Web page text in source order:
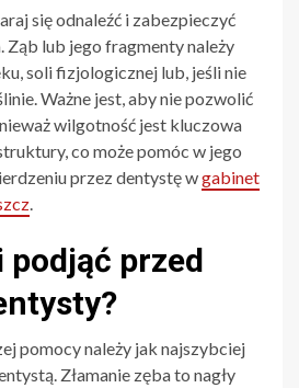
się odnaleźć i zabezpieczyć
Ząb lub jego fragmenty należy
soli fizjologicznej lub, jeśli nie
Ważne jest, aby nie pozwolić
wilgotność jest kluczowa
co może pomóc w jego
przez dentystę wgabinet
.
przed
pomocy należy jak najszybciej
Złamanie zęba to nagły